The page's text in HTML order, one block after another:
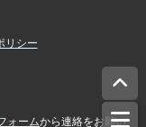
リシー
ォームから連絡をお願い